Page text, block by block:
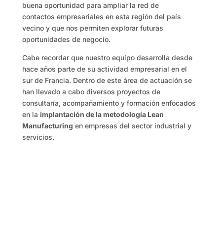
buena oportunidad para ampliar la red de
contactos empresariales en esta región del país
vecino y que nos permiten explorar futuras
oportunidades de negocio.
Cabe recordar que nuestro equipo desarrolla desde
hace años parte de su actividad empresarial en el
sur de Francia. Dentro de este área de actuación se
han llevado a cabo diversos proyectos de
consultaría, acompañamiento y formación enfocados
en la implantación de la metodología Lean
Manufacturing en empresas del sector industrial y
servicios.